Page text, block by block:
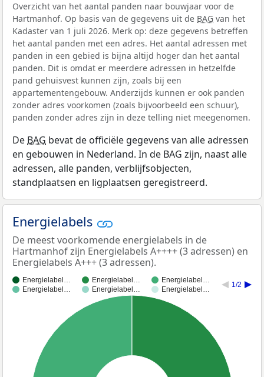
Overzicht van het aantal panden naar bouwjaar voor de
Hartmanhof. Op basis van de gegevens uit de BAG van het
Kadaster van 1 juli 2026. Merk op: deze gegevens betreffen
het aantal panden met een adres. Het aantal adressen met
panden in een gebied is bijna altijd hoger dan het aantal
panden. Dit is omdat er meerdere adressen in hetzelfde
pand gehuisvest kunnen zijn, zoals bij een
appartementengebouw. Anderzijds kunnen er ook panden
zonder adres voorkomen (zoals bijvoorbeeld een schuur),
panden zonder adres zijn in deze telling niet meegenomen.
De BAG bevat de officiële gegevens van alle adressen
en gebouwen in Nederland. In de BAG zijn, naast alle
adressen, alle panden, verblijfsobjecten,
standplaatsen en ligplaatsen geregistreerd.
Energielabels
De meest voorkomende energielabels in de
Hartmanhof zijn Energielabels A++++ (3 adressen) en
Energielabels A+++ (3 adressen).
Energielabel… Energielabel…
Energielabel…
Energielabel…
Energielabel… Energielabel…
1/2